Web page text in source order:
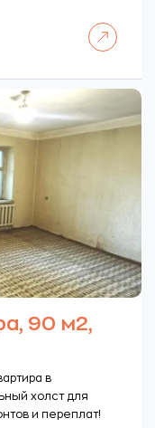
90 м2,
в
холст для
и переплат!